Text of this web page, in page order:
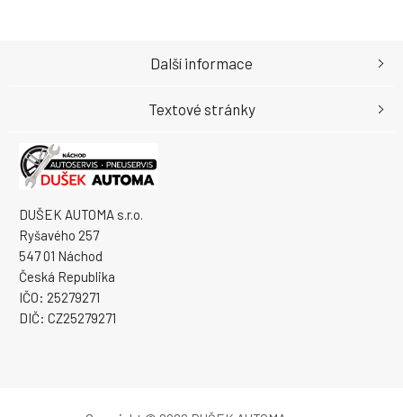
DUŠEK AUTOMA s.r.o.
Ryšavého 257
547 01 Náchod
Česká Republika
IČO: 25279271
DIČ: CZ25279271
Další informace
Textové stránky